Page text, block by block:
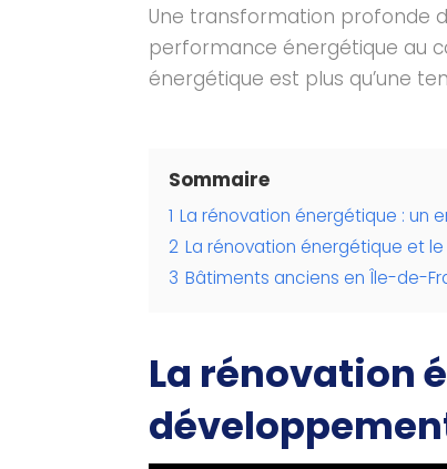
Une transformation profonde
performance énergétique au
énergétique est plus qu’une
Sommaire
1 La rénovation énergétique : un
2 La rénovation énergétique et
3 Bâtiments anciens en Île-de-
La rénovation